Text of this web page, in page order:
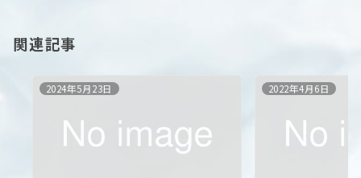
関連記事
2024年5月23日 2022年4月6日